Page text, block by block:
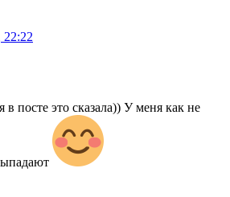
22:22
посте это сказала)) У меня как не